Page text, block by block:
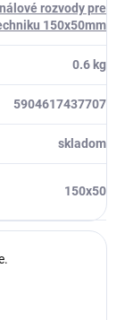
rozvody pre
150x50mm
0.6 kg
5904617437707
skladom
150x50